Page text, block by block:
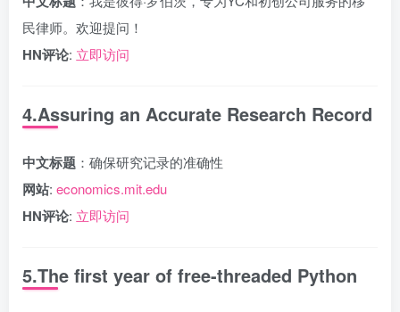
民律师。欢迎提问！
HN评论: 立即访问
4.Assuring an Accurate Research Record
中文标题 ：确保研究记录的准确性
网站: economics.mit.edu
HN评论: 立即访问
5.The first year of free-threaded Python